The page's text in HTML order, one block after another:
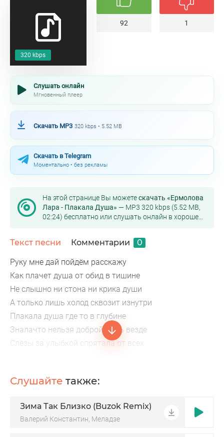
320 kbps
92 1
Слушать онлайн
Мгновенный плеер
Скачать MP3 320 kbps • 5.52 MB
Скачать в Telegram
Моментально • без рекламы
На этой странице Вы можетескачать «Ермолова
Лара - Плакала Душа» — MP3 320 kbps (5.52 MB,
02:24) бесплатно или слушать онлайн в хорошем
Текст песни Комментарии 0
Руку мне дай пойдём расскажу
Как плачет душа от обид в тишине
Не слышно ни стона ни крика души
А только лишь холод сквозит изнутри
Плакала душа где то в глубине
Зналачто нельзя доброй быть везде
Слёзы за улыбкой спрятала от всех
Слушайте также:
Зима Так Близко (Buzok Remix)
Валерий Константин, Меладзе